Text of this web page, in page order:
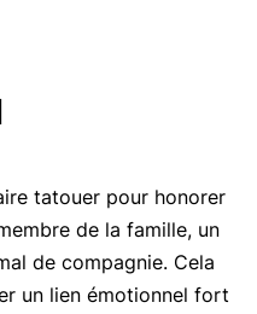
tatouer pour honorer
de la famille, un
de compagnie. Cela
un lien émotionnel fort